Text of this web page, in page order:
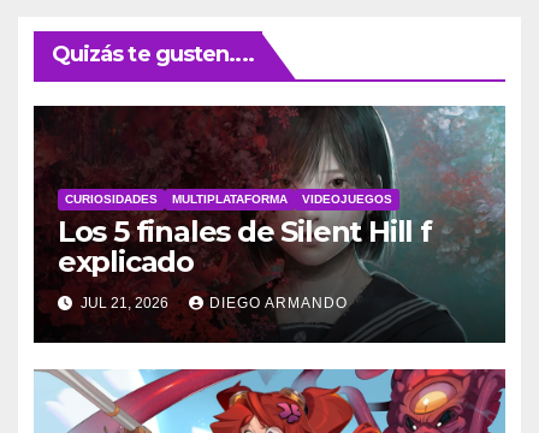
Quizás te gusten....
CURIOSIDADES MULTIPLATAFORMA VIDEOJUEGOS
Los 5 finales de Silent Hill f
explicado
JUL 21, 2026 DIEGO ARMANDO